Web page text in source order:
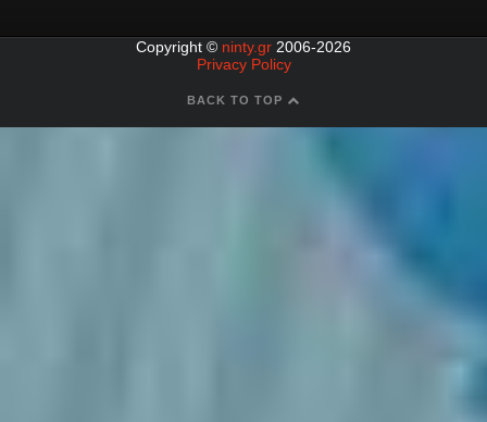
Copyright © ninty.gr 2006-2026
Privacy Policy
BACK TO TOP